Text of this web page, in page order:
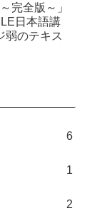
完全版～」
日本語講
弱のテキス
6
1
2